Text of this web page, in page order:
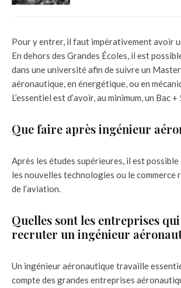
Pour y entrer, il faut impérativement avoir
En dehors des Grandes Écoles, il est
dans une université afin de suivre un
aéronautique, en énergétique, ou en
L’essentiel est d’avoir, au minimum, un Bac +
Que faire après ingénieur
Après les études supérieures, il est
les nouvelles technologies ou le commerce
de l’aviation.
Quelles sont les entreprises
recruter un ingénieur
Un ingénieur aéronautique travaille
compte des grandes entreprises